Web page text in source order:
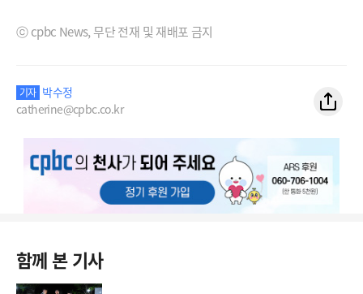
ⓒ cpbc News, 무단 전재 및 재배포 금지
기자 박수정
catherine@cpbc.co.kr
함께 본 기사